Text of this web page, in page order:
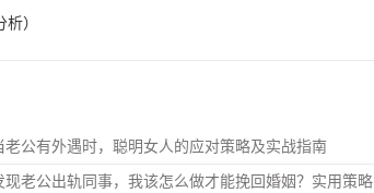
）
老公有外遇时，聪明女人的应对策略及实战指南
现老公出轨同事，我该怎么做才能挽回婚姻？实用策略